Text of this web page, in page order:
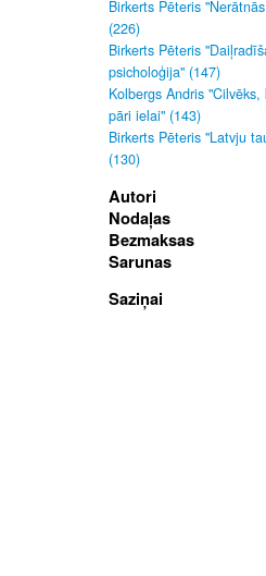
Birkerts Pēteris
(226)
Birkerts Pēteris
psicholoģija" (147)
Kolbergs Andris "Cilvēks,
pāri ielai" (143)
Birkerts Pēteris "Latvju
(130)
Autori
Nodaļas
Bezmaksas
Sarunas
Saziņai